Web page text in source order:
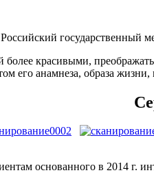
государственный
красивыми,
его анамнеза, образа жизни,
основанного в 2014 г.